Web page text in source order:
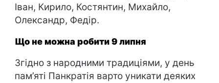
Іван, Кирило, Костянтин, Михайло,
Олександр, Федір.
Що не можна робити 9 липня
Згідно з народними традиціями, у день
пам’яті Панкратія варто уникати деяких